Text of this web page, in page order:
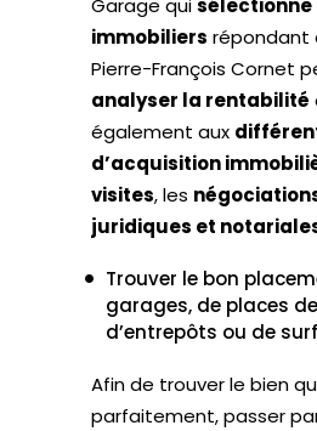
Garage quisélectionne
immobiliers répondant
Pierre-François Cornet
analyser la rentabilité
également aux
d’acquisition
visites, les
juridiques et
Trouver le bon
garages, de places
d’entrepôts ou de
Afin de trouver le bien
parfaitement, passer